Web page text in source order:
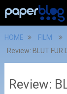
HOME
FILM
Review: BLUT
Review: